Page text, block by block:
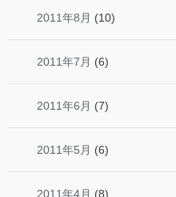
2011年8月 (10)
2011年7月 (6)
2011年6月 (7)
2011年5月 (6)
2011年4月 (8)